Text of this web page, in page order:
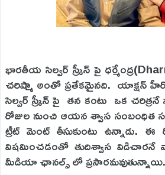
భారతీయ సిల్వర్ స్క్రీన్ పై
చరిష్మా అంతో ప్రతేకమైనది. యాక్షన్
సిల్వర్ స్క్రీన్ పై తన కంటు ఒక చరిత్రనే
రోజుల నుంచి ఆయన శ్వాస
ట్రీట్ మెంట్ తీసుకుంటు ఉన్నాడు.
విషమించడంతో తుదిశ్వాస విడిచారనే
మీడియా ఛానల్స్ లో ప్రసారమవుతున్నాయి.